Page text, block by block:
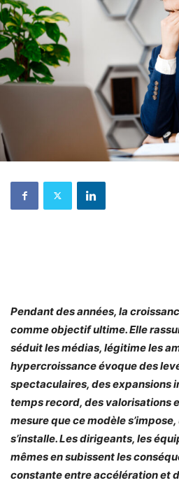
Pendant des années, la
comme objectif ultime. Elle
séduit les médias, légitime les
hypercroissance évoque des
spectaculaires, des expansions
temps record, des valorisations
mesure que ce modèle
s’installe. Les dirigeants, les
mêmes en subissent les
constante entre accélération et